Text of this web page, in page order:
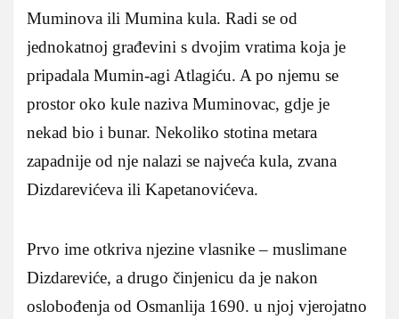
Muminova ili Mumina kula. Radi se od
jednokatnoj građevini s dvojim vratima koja je
pripadala Mumin-agi Atlagiću. A po njemu se
prostor oko kule naziva Muminovac, gdje je
nekad bio i bunar. Nekoliko stotina metara
zapadnije od nje nalazi se najveća kula, zvana
Dizdarevićeva ili Kapetanovićeva.
Prvo ime otkriva njezine vlasnike – muslimane
Dizdareviće, a drugo činjenicu da je nakon
oslobođenja od Osmanlija 1690. u njoj vjerojatno